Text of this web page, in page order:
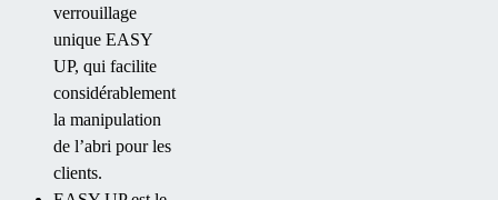
verrouillage
unique EASY
UP, qui facilite
considérablement
la manipulation
de l’abri pour les
clients.